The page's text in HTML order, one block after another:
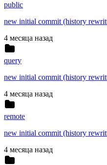
public
new initial commit (history
4 месяца назад
query
new initial commit (history
4 месяца назад
remote
new initial commit (history
4 месяца назад